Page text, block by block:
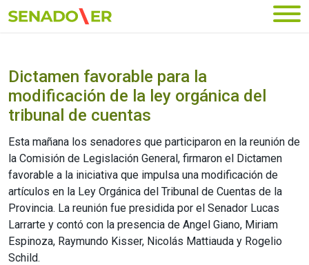
Ir al menú principal
Dictamen favorable para la
modificación de la ley orgánica del
tribunal de cuentas
Esta mañana los senadores que participaron en la reunión de
la Comisión de Legislación General, firmaron el Dictamen
favorable a la iniciativa que impulsa una modificación de
artículos en la Ley Orgánica del Tribunal de Cuentas de la
Provincia. La reunión fue presidida por el Senador Lucas
Larrarte y contó con la presencia de Angel Giano, Miriam
Espinoza, Raymundo Kisser, Nicolás Mattiauda y Rogelio
Schild.